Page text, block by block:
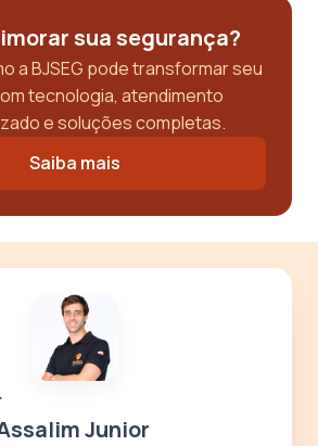
sua segurança?
a BJSEG pode transformar seu
tecnologia, atendimento
e soluções completas.
Saiba mais
Junior